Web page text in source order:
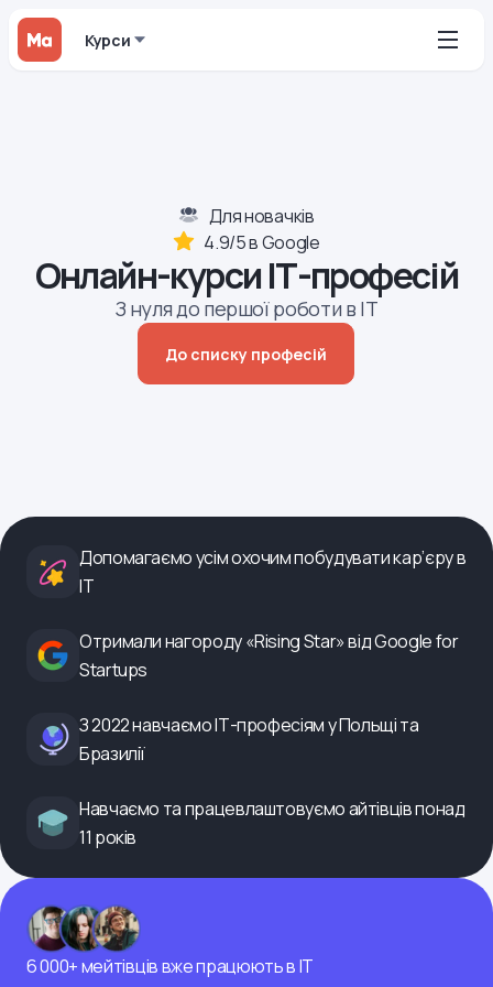
Курси
Для новачків
4.9/5 в Google
Онлайн-курси ІТ-професій
З нуля до першої роботи в ІТ
До списку професій
Допомагаємо усім охочим побудувати кар’єру в
ІТ
Отримали нагороду «Rising Star» від Google for
Startups
З 2022 навчаємо ІТ-професіям у Польщі та
Бразилії
Навчаємо та працевлаштовуємо айтівців понад
11 років
6 000+ мейтівців вже працюють в ІТ